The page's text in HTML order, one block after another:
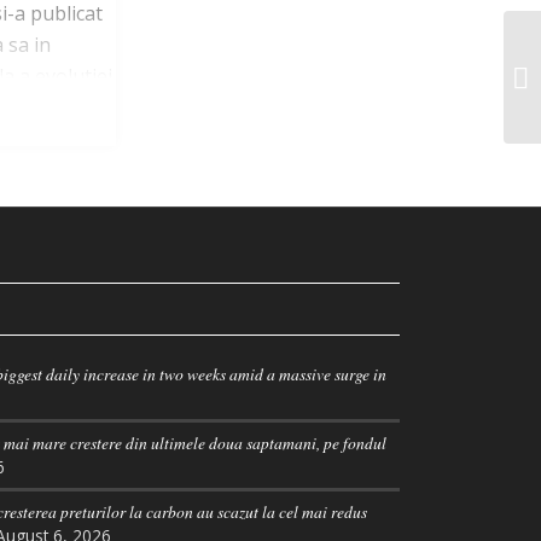
a publicat
sa in
statele
de
de
milioane
daily increase in two weeks amid a massive surge in
mare crestere din ultimele doua saptamani, pe fondul
preturilor la carbon au scazut la cel mai redus
6, 2026